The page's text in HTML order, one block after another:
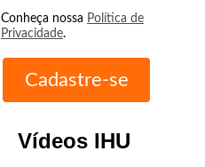
Conheça nossa Política de
Privacidade.
Vídeos IHU